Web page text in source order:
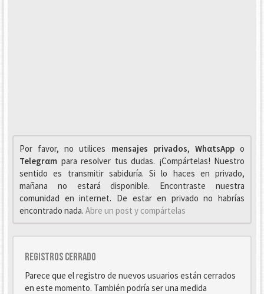
Por favor, no utilices mensajes privados, WhαtsAppo
Telegrαm para resolver tus dudas. ¡Compártelas! Nuestro
sentido es transmitir sabiduría. Si lo haces en privado,
mañana no estará disponible. Encontraste nuestra
comunidad en internet. De estar en privado no habrías
encontrado nada. Abre un post y compártelas
Registros cerrado
Parece que el registro de nuevos usuarios están cerrados
en este momento. También podría ser una medida